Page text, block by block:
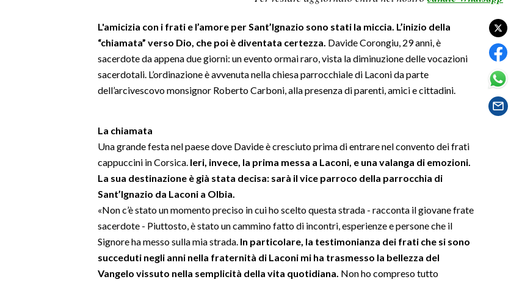
RISULTATI E CLASSIFICHEL'amicizia con i frati e l’amore per Sant’Ignazio sono stati la miccia. L’inizio della
“chiamata” verso Dio, che poi è diventata certezza. Davide Corongiu, 29 anni, è
sacerdote da appena due giorni: un evento ormai raro, vista la diminuzione delle vocazioni
sacerdotali. L’ordinazione è avvenuta nella chiesa parrocchiale di Laconi da parte
dell’arcivescovo monsignor Roberto Carboni, alla presenza di parenti, amici e cittadini.
La chiamata
Una grande festa nel paese dove Davide è cresciuto prima di entrare nel convento dei frati
cappuccini in Corsica. Ieri, invece, la prima messa a Laconi, e una valanga di emozioni.
La sua destinazione è già stata decisa: sarà il vice parroco della parrocchia di
Sant’Ignazio da Laconi a Olbia.
«Non c’è stato un momento preciso in cui ho scelto questa strada - racconta il giovane frate
sacerdote - Piuttosto, è stato un cammino fatto di incontri, esperienze e persone che il
Signore ha messo sulla mia strada. In particolare, la testimonianza dei frati che si sono
succeduti negli anni nella fraternità di Laconi mi ha trasmesso la bellezza del
Vangelo vissuto nella semplicità della vita quotidiana. Non ho compreso tutto